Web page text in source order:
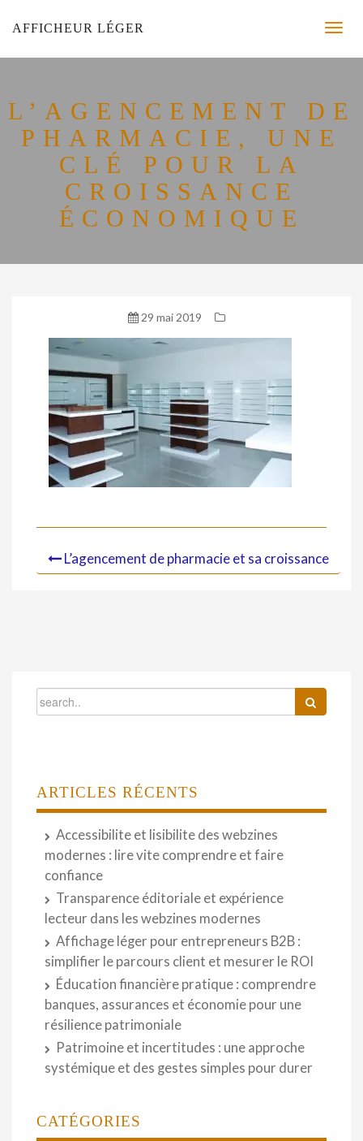
AFFICHEUR LÉGER
L’AGENCEMENT DE
PHARMACIE, UNE
CLÉ POUR LA
CROISSANCE
ÉCONOMIQUE
29 mai 2019
L’agencement de pharmacie et sa croissance
ARTICLES RÉCENTS
Accessibilite et lisibilite des webzines
modernes : lire vite comprendre et faire
confiance
Transparence éditoriale et expérience
lecteur dans les webzines modernes
Affichage léger pour entrepreneurs B2B :
simplifier le parcours client et mesurer le ROI
Éducation financière pratique : comprendre
banques, assurances et économie pour une
résilience patrimoniale
Patrimoine et incertitudes : une approche
systémique et des gestes simples pour durer
CATÉGORIES